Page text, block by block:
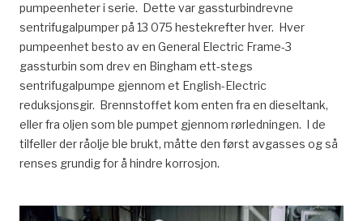
pumpeenheter i serie. Dette var gassturbindrevne
sentrifugalpumper på 13 075 hestekrefter hver. Hver
pumpeenhet besto av en General Electric Frame-3
gassturbin som drev en Bingham ett-stegs
sentrifugalpumpe gjennom et English-Electric
reduksjonsgir. Brennstoffet kom enten fra en dieseltank,
eller fra oljen som ble pumpet gjennom rørledningen. I de
tilfeller der råolje ble brukt, måtte den først avgasses og så
renses grundig for å hindre korrosjon.